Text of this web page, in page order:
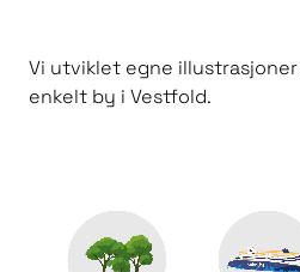
Vi utviklet egne
enkelt by i Vestfold.